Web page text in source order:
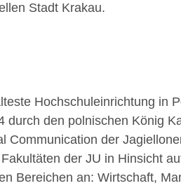
Stadt Krakau.
Hochschuleinrichtung in
durch den polnischen König
Communication der
der JU in Hinsicht
Bereichen an: Wirtschaft,